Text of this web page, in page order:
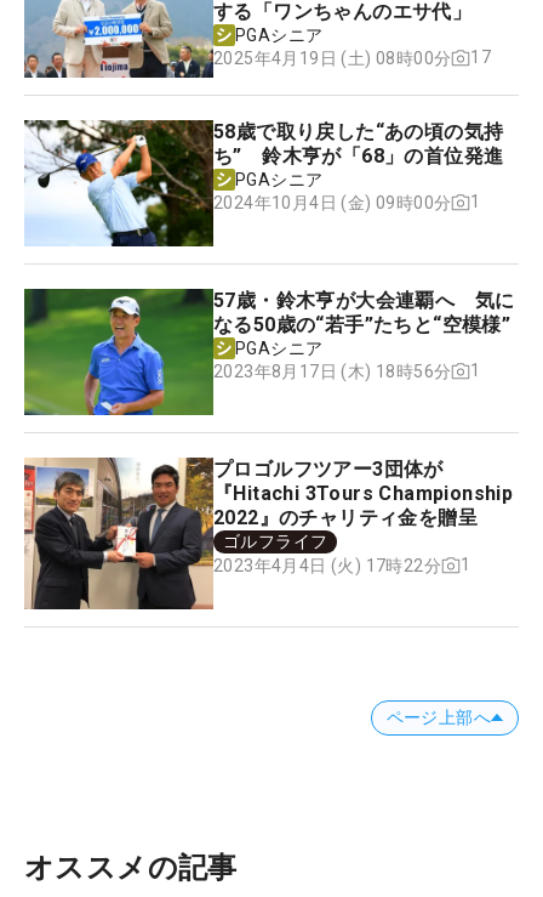
する「ワンちゃんのエサ代」
PGAシニア
2025年4月19日 (土) 08時00分
17
58歳で取り戻した“あの頃の気持
ち” 鈴木亨が「68」の首位発進
PGAシニア
2024年10月4日 (金) 09時00分
1
57歳・鈴木亨が大会連覇へ 気に
なる50歳の“若手”たちと“空模様”
PGAシニア
2023年8月17日 (木) 18時56分
1
プロゴルフツアー3団体が
『Hitachi 3Tours Championship
2022』のチャリティ金を贈呈
ゴルフライフ
2023年4月4日 (火) 17時22分
1
ページ上部へ
オススメの記事